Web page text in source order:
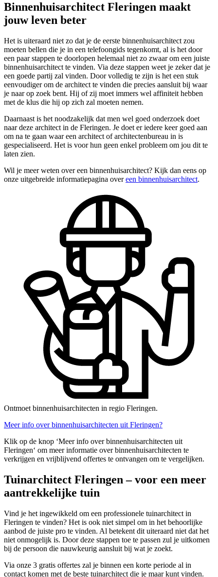
Binnenhuisarchitect Fleringen maakt
jouw leven beter
Het is uiteraard niet zo dat je de eerste binnenhuisarchitect zou
moeten bellen die je in een telefoongids tegenkomt, al is het door
een paar stappen te doorlopen helemaal niet zo zwaar om een juiste
binnenhuisarchitect te vinden. Via deze stappen weet je zeker dat je
een goede partij zal vinden. Door volledig te zijn is het een stuk
eenvoudiger om de architect te vinden die precies aansluit bij waar
je naar op zoek bent. Hij of zij moet immers wel affiniteit hebben
met de klus die hij op zich zal moeten nemen.
Daarnaast is het noodzakelijk dat men wel goed onderzoek doet
naar deze architect in de Fleringen. Je doet er iedere keer goed aan
om na te gaan waar een architect of architectenbureau in is
gespecialiseerd. Het is voor hun geen enkel probleem om jou dit te
laten zien.
Wil je meer weten over een binnenhuisarchitect? Kijk dan eens op
onze uitgebreide informatiepagina overeen binnenhuisarchitect.
Ontmoet binnenhuisarchitecten in regio Fleringen.
Meer info over binnenhuisarchitecten uit Fleringen?
Klik op de knop ‘Meer info over binnenhuisarchitecten uit
Fleringen‘ om meer informatie over binnenhuisarchitecten te
verkrijgen en vrijblijvend offertes te ontvangen om te vergelijken.
Tuinarchitect Fleringen – voor een meer
aantrekkelijke tuin
Vind je het ingewikkeld om een professionele tuinarchitect in
Fleringen te vinden? Het is ook niet simpel om in het behoorlijke
aanbod de juiste pro te vinden. Al betekent dit uiteraard niet dat het
niet onmogelijk is. Door deze stappen toe te passen zul je uitkomen
bij de persoon die nauwkeurig aansluit bij wat je zoekt.
Via onze 3 gratis offertes zal je binnen een korte periode al in
contact komen met de beste tuinarchitect die je maar kunt vinden.